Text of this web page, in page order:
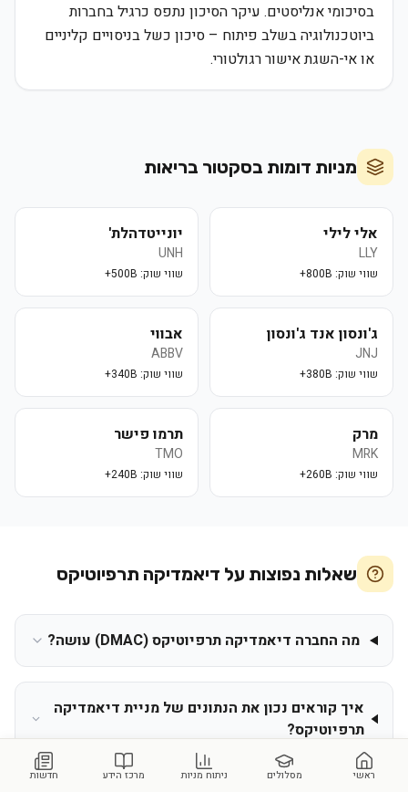
בסיכומי אנליסטים. עיקר הסיכון נתפס כרגיל בחברות
ביוטכנולוגיה בשלב פיתוח – סיכון כשל בניסויים קליניים
או אי-השגת אישור רגולטורי.
מניות דומות בסקטור בריאות
אלי לילי
LLY
שווי שוק: 800B+
יונייטדהלת'
UNH
שווי שוק: 500B+
ג'ונסון אנד ג'ונסון
JNJ
שווי שוק: 380B+
אבווי
ABBV
שווי שוק: 340B+
מרק
MRK
שווי שוק: 260B+
תרמו פישר
TMO
שווי שוק: 240B+
שאלות נפוצות על דיאמדיקה תרפיוטיקס
מה החברה דיאמדיקה תרפיוטיקס (DMAC) עושה?
איך קוראים נכון את הנתונים של מניית דיאמדיקה
תרפיוטיקס?
ראשי מסלולים ניתוח מניות מרכז הידע חדשות